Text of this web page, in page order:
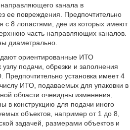
канала в
ее повреждения. Предпочтительно
с 8 лопастями, две из которых имеют
часть направляющих каналов.
диаметрально.
ориентированные ИТО
подачи, обрезки и заполнения
установка имеет 4
ИТО, подаваемых для упаковки в
области очевидны изменения,
в конструкцию для подачи иного
объектов, например от 1 до 8,
задачей, размерами объектов и